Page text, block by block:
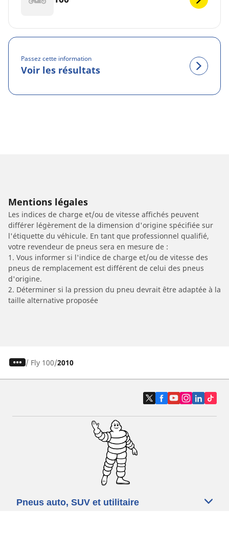
Passez cette information
Voir les résultats
Mentions légales
Les indices de charge et/ou de vitesse affichés peuvent
différer légèrement de la dimension d'origine spécifiée sur
l'étiquette du véhicule. En tant que professionnel qualifié,
votre revendeur de pneus sera en mesure de :
1. Vous informer si l'indice de charge et/ou de vitesse des
pneus de remplacement est différent de celui des pneus
d'origine.
2. Déterminer si la pression du pneu devrait être adaptée à la
taille alternative proposée
/ Fly 100 2010
Pneus auto, SUV et utilitaire